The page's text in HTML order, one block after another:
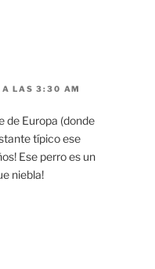
LAS 3:30 AM
de Europa (donde
típico ese
Ese perro es un
niebla!